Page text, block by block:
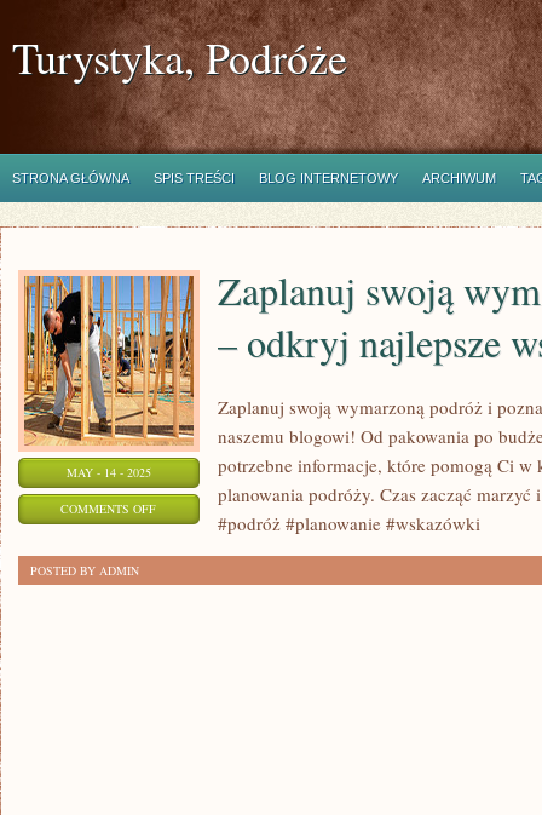
Turystyka, Podróże
STRONA GŁÓWNA SPIS TREŚCI BLOG INTERNETOWY ARCHIWUM
MAY - 14 - 2025
COMMENTS OFFON
Zaplanuj swoją
– odkryj najlepsze
Zaplanuj swoją wymarzoną podróż i
naszemu blogowi! Od pakowania po
potrzebne informacje, które pomogą Ci w
planowania podróży. Czas zacząć
#podróż #planowanie #wskazówki
POSTED BY ADMIN